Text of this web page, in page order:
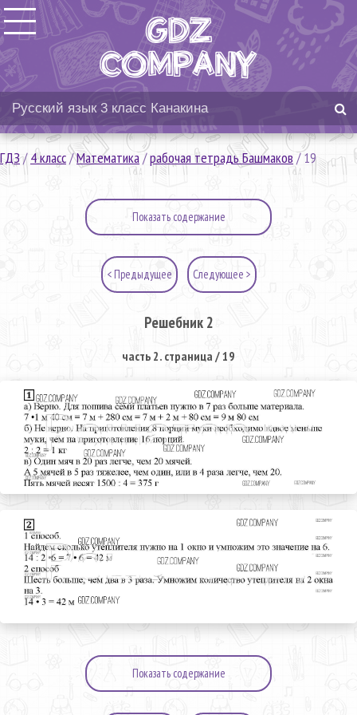
ГДЗ/4 класс/Математика/рабочая тетрадь Башмаков /19
Показать содержание
< Предыдущее Следующее >
Решебник 2
часть 2. страница / 19
Показать содержание